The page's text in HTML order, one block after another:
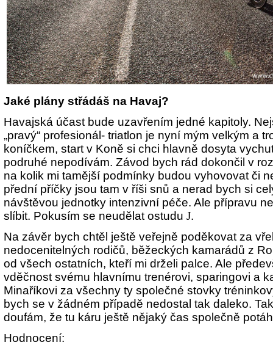
Jaké plány střádáš na Havaj?
Havajská účast bude uzavřením jedné kapitoly.
„pravý“ profesionál- triatlon je nyní mým velkým a
koníčkem, start v Koně si chci hlavně dosyta
podruhé nepodívám. Závod bych rád dokončil v
na kolik mi tamější podmínky budou vyhovovat či
přední příčky jsou tam v říši snů a nerad bych si
návštěvou jednotky intenzivní péče. Ale přípravu
slíbit. Pokusím se neudělat ostudu J.
Na závěr bych chtěl ještě veřejně poděkovat za
nedocenitelných rodičů, běžeckých kamarádů z
od všech ostatních, kteří mi drželi palce. Ale
vděčnost svému hlavnímu trenérovi, sparingovi a
Minaříkovi za všechny ty společné stovky
bych se v žádném případě nedostal tak daleko.
doufám, že tu káru ještě nějaký čas společně
Hodnocení: